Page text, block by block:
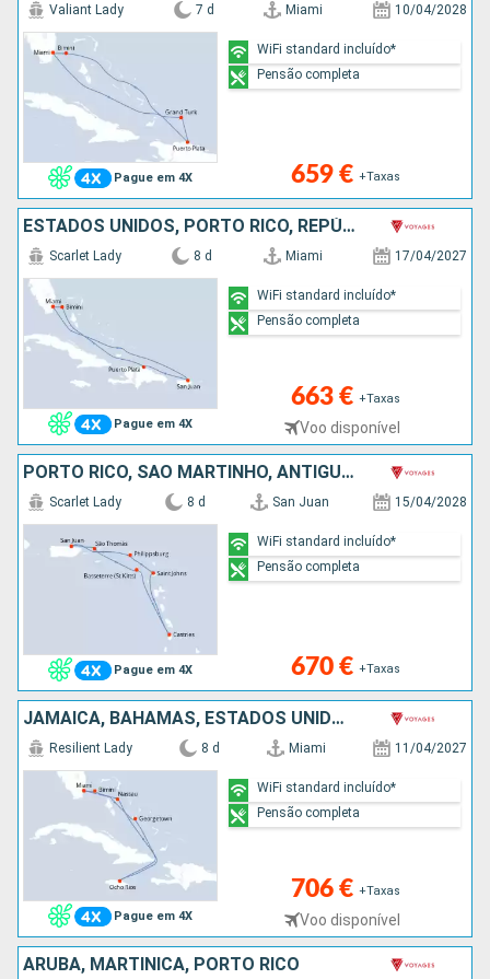
Pague em 4X
Valiant Lady 7 d Miami 10/04/2028
659 € +Taxas
WiFi standard incluído*
Pensão completa
ESTADOS UNIDOS, PORTO RICO, REPÚBLICA DOMINICANA, BAHAMAS
Pague em 4X
Scarlet Lady 8 d Miami 17/04/2027
663 € +Taxas
Voo disponível
WiFi standard incluído*
Pensão completa
PORTO RICO, SÃO MARTINHO, ANTÍGUA E BARBUDA, SÃO CRISTÓVÃO E NEVES, SANTA LÚCIA, SÃO TOMÁS
Pague em 4X
Scarlet Lady 8 d San Juan 15/04/2028
670 € +Taxas
WiFi standard incluído*
Pensão completa
JAMAICA, BAHAMAS, ESTADOS UNIDOS
Pague em 4X
Resilient Lady 8 d Miami 11/04/2027
706 € +Taxas
Voo disponível
WiFi standard incluído*
Pensão completa
ARUBA, MARTINICA, PORTO RICO